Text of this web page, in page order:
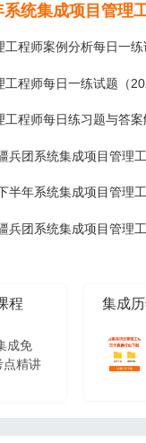
程师案例分析每日一练
程师每日一练试题（
程师每日练习题与答案
程
成免
点精讲
集成